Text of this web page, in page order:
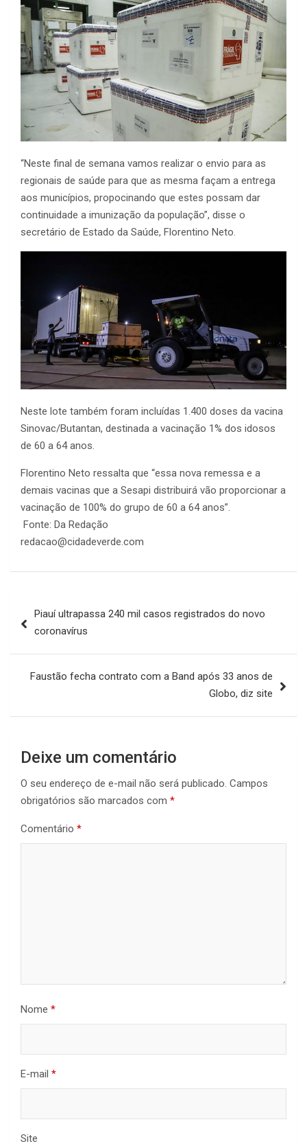
“Neste final de semana vamos realizar o envio para as
regionais de saúde para que as mesma façam a entrega
aos municípios, propocinando que estes possam dar
continuidade a imunização da população”, disse o
secretário de Estado da Saúde, Florentino Neto.
Neste lote também foram incluídas 1.400 doses da vacina
Sinovac/Butantan, destinada a vacinação 1% dos idosos
de 60 a 64 anos.
Florentino Neto ressalta que “essa nova remessa e a
demais vacinas que a Sesapi distribuirá vão proporcionar a
vacinação de 100% do grupo de 60 a 64 anos”.
Fonte: Da Redação
redacao@cidadeverde.com
de
Piauí ultrapassa 240 mil casos registrados do novo
coronavírus
Faustão fecha contrato com a Band após 33 anos de
Globo, diz site
Deixe um comentário
O seu endereço de e-mail não será publicado. Campos
obrigatórios são marcados com *
Comentário *
Nome *
E-mail *
Site